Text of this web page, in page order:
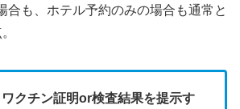
合も、ホテル予約のみの場合も通常と
ワクチン証明or検査結果を提示す